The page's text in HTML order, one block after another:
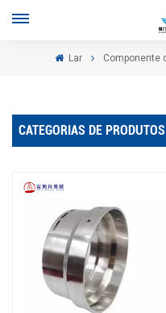
Lar Componente
CATEGORIAS DE PRODUTOS